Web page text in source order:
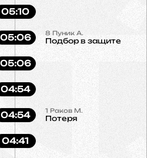
05:10
8 Пуник А.
Подбор в защите
05:06
05:06
04:54
1 Раков М.
Потеря
04:54
04:41